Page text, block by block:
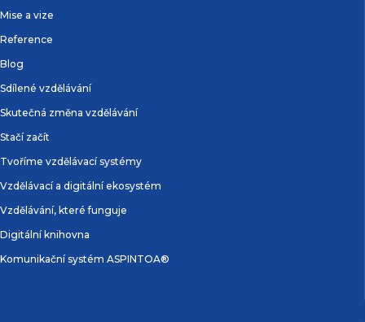
Mise a vize
Reference
Blog
Sdílené vzdělávání
Skutečná změna vzdělávání
Stačí začít
Tvoříme vzdělávací systémy
Vzdělávací a digitální ekosystém
Vzdělávání, které funguje
Digitální knihovna
Komunikační systém ASPINTOA®